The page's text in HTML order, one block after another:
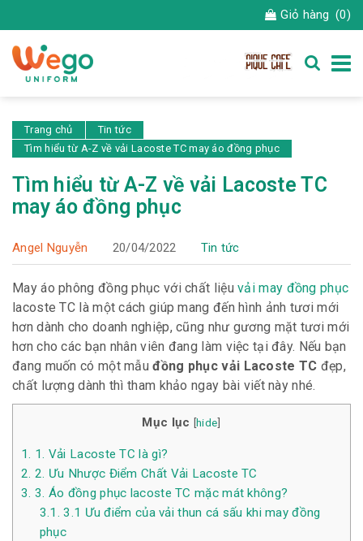
Giỏ hàng (0)
Trang chủ
Tin tức
Tìm hiểu từ A-Z về vải Lacoste TC may áo đồng phục
Tìm hiểu từ A-Z về vải Lacoste TC
may áo đồng phục
Angel Nguyễn 20/04/2022 Tin tức
May áo phông đồng phục với chất liệuvải may đồng phục
lacoste TC là một cách giúp mang đến hình ảnh tươi mới
hơn dành cho doanh nghiệp, cũng như gương mặt tươi mới
hơn cho các bạn nhân viên đang làm việc tại đây. Nếu bạn
đang muốn có một mẫuđồng phục vải Lacoste TC đẹp,
chất lượng dành thì tham khảo ngay bài viết này nhé.
Mục lục [hide]
1. 1. Vải Lacoste TC là gì?
2. 2. Ưu Nhược Điểm Chất Vải Lacoste TC
3. 3. Áo đồng phục lacoste TC mặc mát không?
3.1. 3.1 Ưu điểm của vải thun cá sấu khi may đồng
phục